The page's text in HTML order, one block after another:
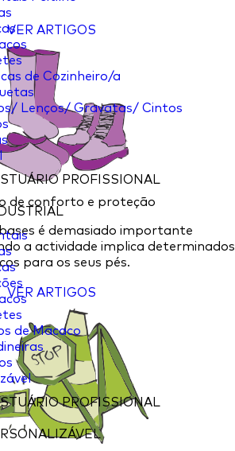
de Cozinheiro/a
Lenços/ Gravatas/ Cintos
PROFISSIONAL
de Macaco
PROFISSIONAL
VER ARTIGOS
de conforto e proteção
é demasiado importante
a actividade implica determinados
para os seus pés.
VER ARTIGOS